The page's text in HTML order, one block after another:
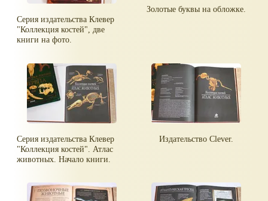
Серия издательства Клевер
"Коллекция костей", две
книги на фото.
Золотые буквы на обложке.
Серия издательства Клевер
"Коллекция костей". Атлас
животных. Начало книги.
Издательство Clever.